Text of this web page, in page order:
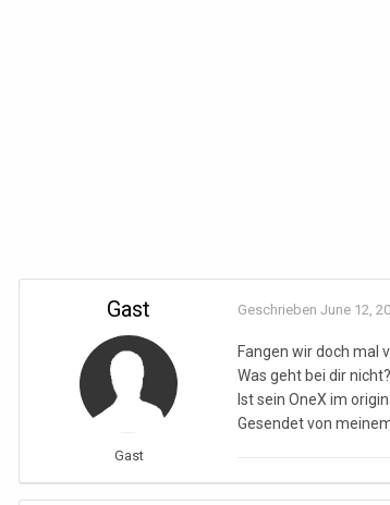
Gast
Gast
Geschrieben June 12,
Fangen wir doch mal
Was geht bei dir nicht?
Ist sein OneX im
Gesendet von